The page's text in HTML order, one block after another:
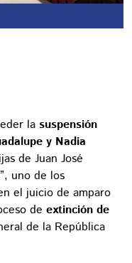
la suspensión
y Nadia
de Juan José
”, uno de los
el juicio de amparo
de extinción de
de la República